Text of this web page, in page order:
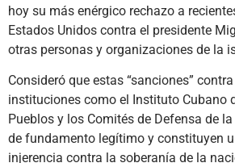
hoy su más enérgico rechazo a
Estados Unidos contra el presidente
otras personas y organizaciones de la
Consideró que estas “sanciones”
instituciones como el Instituto Cubano
Pueblos y los Comités de Defensa de
de fundamento legítimo y constituyen
injerencia contra la soberanía de la